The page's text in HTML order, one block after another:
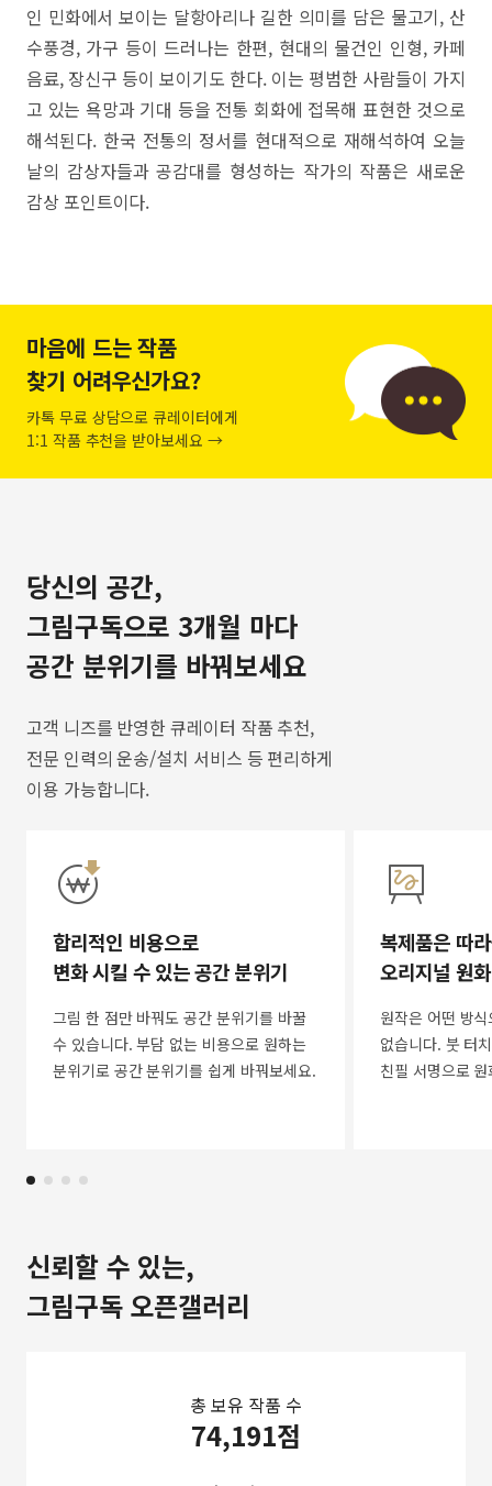
인 민화에서 보이는 달항아리나 길한 의미를 담은 물고기, 산
수풍경, 가구 등이 드러나는 한편, 현대의 물건인 인형, 카페
음료, 장신구 등이 보이기도 한다. 이는 평범한 사람들이 가지
고 있는 욕망과 기대 등을 전통 회화에 접목해 표현한 것으로
해석된다. 한국 전통의 정서를 현대적으로 재해석하여 오늘
날의 감상자들과 공감대를 형성하는 작가의 작품은 새로운
감상 포인트이다.
마음에 드는 작품
찾기 어려우신가요?
카톡 무료 상담으로 큐레이터에게
1:1 작품 추천을 받아보세요 →
당신의 공간,
그림구독으로 3개월 마다
공간 분위기를 바꿔보세요
고객 니즈를 반영한 큐레이터 작품 추천,
전문 인력의 운송/설치 서비스 등 편리하게
이용 가능합니다.
합리적인 비용으로
변화 시킬 수 있는 공간 분위기
그림 한 점만 바꿔도 공간 분위기를 바꿀
수 있습니다. 부담 없는 비용으로 원하는
분위기로 공간 분위기를 쉽게 바꿔보세요.
복제품은 따
오리지널 원
원작은 어떤 방
없습니다. 붓 터
친필 서명으로
신뢰할 수 있는,
그림구독 오픈갤러리
총 보유 작품 수
74,191점